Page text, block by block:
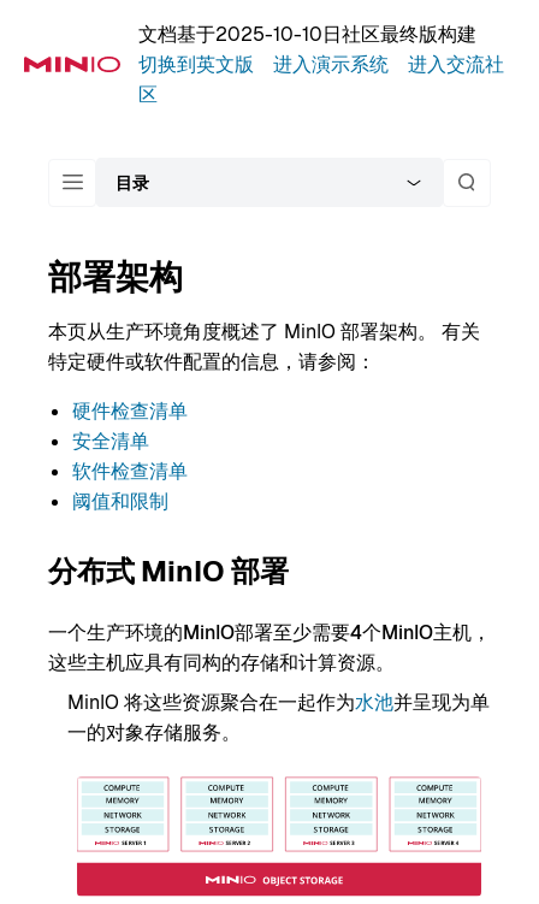
文档基于2025-10-10日社区最终版构建
切换到英文版
进入演示系统
进入交流社
区
目录
部署架构
本页从生产环境角度概述了 MinIO 部署架构。 有关
特定硬件或软件配置的信息，请参阅：
硬件检查清单
安全清单
软件检查清单
阈值和限制
分布式 MinIO 部署
一个生产环境的MinIO部署至少需要4个MinIO主机，
这些主机应具有同构的存储和计算资源。
MinIO 将这些资源聚合在一起作为水池并呈现为单
一的对象存储服务。